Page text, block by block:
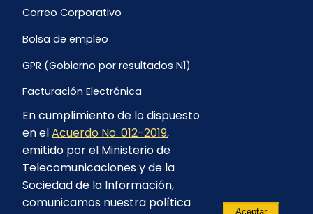
Correo Corporativo
Bolsa de empleo
GPR (Gobierno por resultados N1)
Facturación Electrónica
Archivo Histórico de Facturación
Portal Ambiental y Social
Proyecto Geotérmico Chachimbiro
Contratación consultoría mediante “Lista Corta”
En cumplimiento de lo dispuesto
en elAcuerdo No. 012-2019,
emitido por el Ministerio de
Telecomunicaciones y de la
Sociedad de la Información,
comunicamos nuestra política
Aceptar